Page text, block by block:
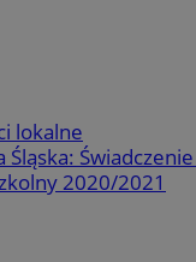
lokalne
Śląska:
2020/2021